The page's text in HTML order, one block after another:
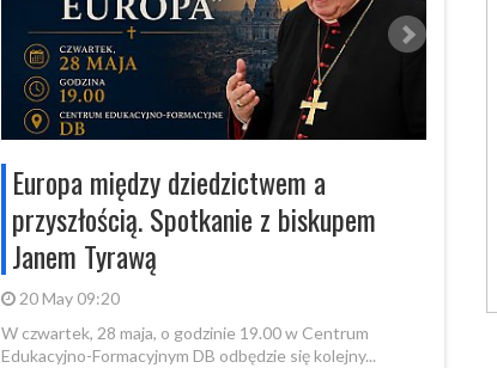
Europa między dziedzictwem a
przyszłością. Spotkanie z biskupem
Janem Tyrawą
20 May 09:20
W czwartek, 28 maja, o godzinie 19.00 w Centrum
Edukacyjno-Formacyjnym DB odbędzie się kolejny...
20
filmu